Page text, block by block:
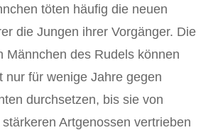
töten häufig die neuen
die Jungen ihrer Vorgänger. Die
Männchen des Rudels können
nur für wenige Jahre gegen
durchsetzen, bis sie von
Artgenossen vertrieben